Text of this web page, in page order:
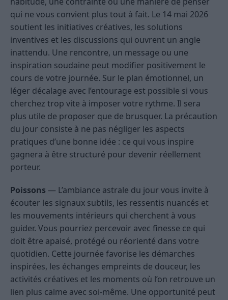
qui ne vous convient plus tout à fait. Le 14 mai 2026
soutient les initiatives créatives, les solutions
inventives et les discussions qui ouvrent un angle
inattendu. Une rencontre, un message ou une
inspiration soudaine peut modifier positivement le
cours de votre journée. Sur le plan émotionnel, un
léger décalage avec l’entourage est possible si vous
cherchez trop vite à imposer votre rythme. Il sera
plus utile de proposer que de brusquer. La précaution
du jour consiste à ne pas négliger les aspects
pratiques d’une bonne idée : ce qui vous inspire
gagnera à être structuré pour devenir réellement
porteur.
Poissons — L’ambiance astrale du jour vous invite à
écouter les signaux subtils, les ressentis nuancés et
les mouvements intérieurs qui cherchent à vous
guider. Vous pourriez percevoir avec finesse ce qui
doit être apaisé, protégé ou réorienté dans votre
quotidien. Cette journée favorise les démarches
inspirées, les échanges empreints de douceur, les
activités créatives et les moments où l’on retrouve un
lien plus calme avec soi-même. Une opportunité peut